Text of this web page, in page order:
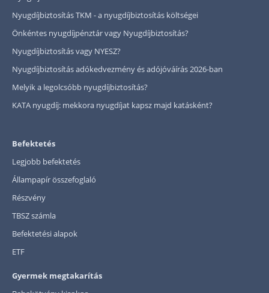
Nyugdíjbiztosítás TKM - a nyugdíjbiztosítás költségei
Önkéntes nyugdíjpénztár vagy Nyugdíjbiztosítás?
Nyugdíjbiztosítás vagy NYESZ?
Nyugdíjbiztosítás adókedvezmény és adójóváírás 2026-ban
Melyik a legolcsóbb nyugdíjbiztosítás?
KATA nyugdíj: mekkora nyugdíjat kapsz majd katásként?
Befektetés
Legjobb befektetés
Állampapír összefoglaló
Részvény
TBSZ számla
Befektetési alapok
ETF
Gyermek megtakarítás